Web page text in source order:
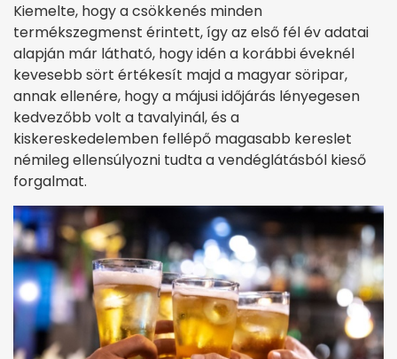
Kiemelte, hogy a csökkenés minden
termékszegmenst érintett, így az első fél év adatai
alapján már látható, hogy idén a korábbi éveknél
kevesebb sört értékesít majd a magyar söripar,
annak ellenére, hogy a májusi időjárás lényegesen
kedvezőbb volt a tavalyinál, és a
kiskereskedelemben fellépő magasabb kereslet
némileg ellensúlyozni tudta a vendéglátásból kieső
forgalmat.